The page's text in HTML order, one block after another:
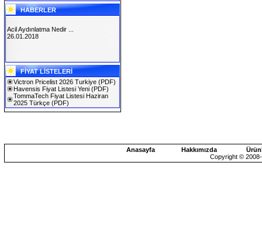
HABERLER
SOLAREX ISTANBUL 2019
30.01.2019
Acil Aydınlatma Nedir ...
26.01.2018
FİYAT LİSTELERİ
Victron Pricelist 2026 Turkiye (PDF)
Havensis Fiyat Listesi Yeni (PDF)
TommaTech Fiyat Listesi Haziran
2025 Türkçe (PDF)
Anasayfa Hakkımızda
Copyright ©